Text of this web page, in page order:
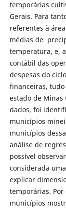
temporárias
Gerais. Para
referentes à
médias de
temperatura, e,
contábil das
despesas do
financeiras,
estado de Minas
dados, foi
municípios
municípios
análise de
possível
considerada
explicar
temporárias.
municípios